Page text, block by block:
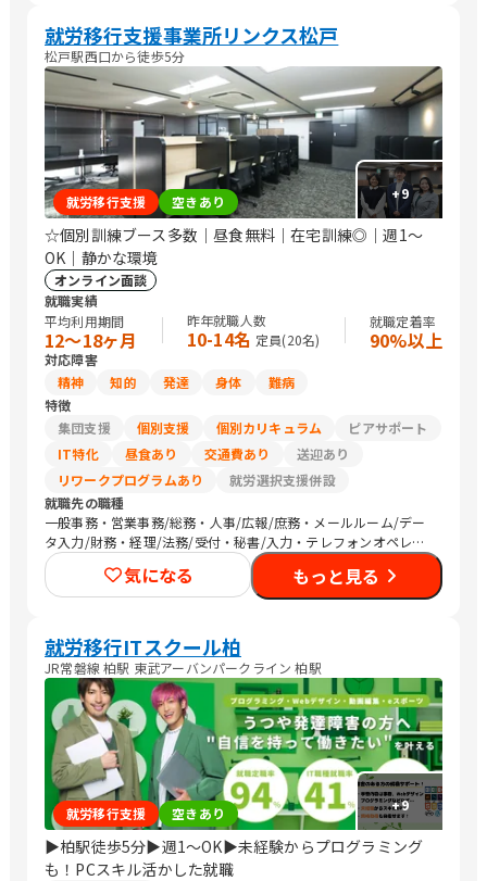
就労移行支援事業所リンクス松戸
松戸駅西口から徒歩5分
+9
就労移行支援 空きあり
☆個別訓練ブース多数｜昼食無料｜在宅訓練◎｜週1〜
OK｜静かな環境
オンライン面談
就職実績
平均利用期間
12〜18ヶ月
昨年就職人数
10-14名 定員(20名)
就職定着率
90%以上
対応障害
精神
知的 発達 身体
難病
特徴
集団支援
個別支援 個別カリキュラム
ピアサポート
IT特化
昼食あり 交通費あり
送迎あり
リワークプログラムあり
就労選択支援併設
就職先の職種
一般事務・営業事務/総務・人事/広報/庶務・メールルーム/デー
タ入力/財務・経理/法務/受付・秘書/入力・テレフォンオペレー
ター/コールセンター/その他事務/梱包作業/検品/組立・組付け/
その他軽作業/営業（個人向け）/営業（企業向け）/その他営業/
販売スタッフ・接客/バックヤード・商品管理/その他販売/Web制
プログラマ
気になる もっと見る
就労移行ITスクール柏
JR常磐線 柏駅 東武アーバンパークライン 柏駅
+9
就労移行支援 空きあり
▶柏駅徒歩5分▶週1～OK▶未経験からプログラミング
も！PCスキル活かした就職